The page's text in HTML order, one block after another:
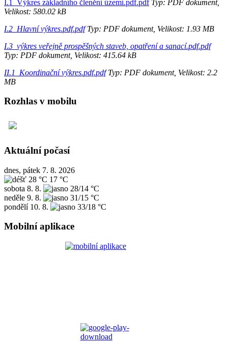
I.1_Výkres základního členění území.pdf.pdfTyp: PDF dokument,
Velikost: 580.02 kB
I.2_Hlavní výkres.pdf.pdfTyp: PDF dokument, Velikost: 1.93 MB
I.3_výkres veřejně prospěšných staveb, opatření a sanací.pdf.pdf
Typ: PDF dokument, Velikost: 415.64 kB
II.1_Koordinační výkres.pdf.pdfTyp: PDF dokument, Velikost: 2.2
MB
Rozhlas v mobilu
Aktuální počasí
dnes, pátek 7. 8. 2026
28 °C 17 °C
sobota 8. 8.
28/14 °C
neděle 9. 8.
31/15 °C
pondělí 10. 8. 33/18 °C
Mobilní aplikace